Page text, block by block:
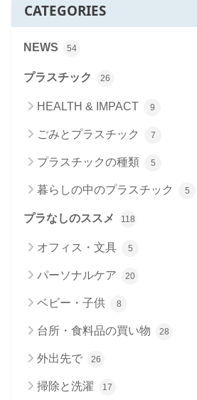
CATEGORIES
NEWS 54
プラスチック 26
HEALTH & IMPACT 9
ごみとプラスチック 7
プラスチックの種類 5
暮らしの中のプラスチック 5
プラなしのススメ 118
オフィス・文具 5
パーソナルケア 20
ベビー・子供 8
台所・食料品の買い物 28
外出先で 26
掃除と洗濯 17